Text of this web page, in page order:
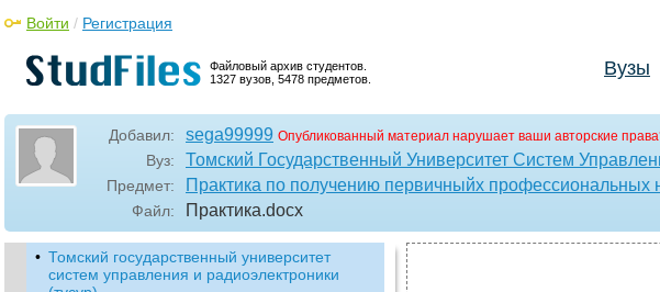
Файловый архив студентов.
1327 вузов, 5478 предметов.
Войти / Регистрация
Вузы
Добавил: sega99999 Опубликованный материал нарушает ваши авторские
Вуз: Томский Государственный Университет Систем
Предмет: Практика по получению первичныйх профессиональных
Файл: Практика.docx
• Томский государственный университет
систем управления и радиоэлектроники